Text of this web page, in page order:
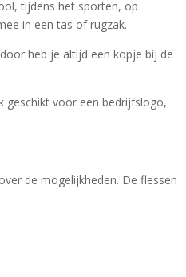
tijdens het sporten, op
in een tas of rugzak.
heb je altijd een kopje bij de
geschikt voor een bedrijfslogo,
de mogelijkheden. De flessen